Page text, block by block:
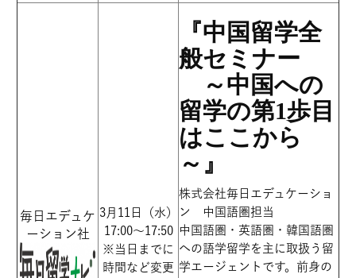
毎日エデュケ
ーション社
3月11日（水）
17:00～17:50
※当日までに
時間など変更
『中国留学全
般セミナー
～中国への
留学の第1歩目
はここから
～』
株式会社毎日エデュケーショ
ン 中国語圏担当
中国語圏・英語圏・韓国語圏
への語学留学を主に取扱う留
学エージェントです。前身の